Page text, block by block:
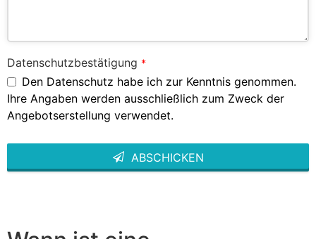
Datenschutzbestätigung *
Den Datenschutz habe ich zur Kenntnis genommen.
Ihre Angaben werden ausschließlich zum Zweck der
Angebotserstellung verwendet.
ABSCHICKEN
blank